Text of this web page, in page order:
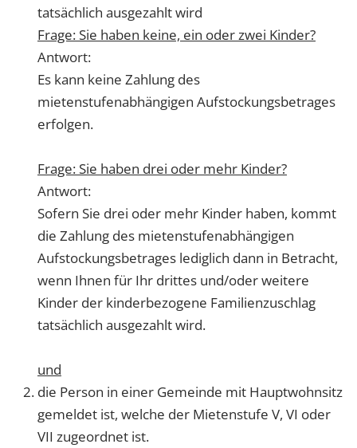
tatsächlich ausgezahlt wird
Frage: Sie haben keine, ein oder zwei Kinder?
Antwort:
Es kann keine Zahlung des
mietenstufenabhängigen Aufstockungsbetrages
erfolgen.
Frage: Sie haben drei oder mehr Kinder?
Antwort:
Sofern Sie drei oder mehr Kinder haben, kommt
die Zahlung des mietenstufenabhängigen
Aufstockungsbetrages lediglich dann in Betracht,
wenn Ihnen für Ihr drittes und/oder weitere
Kinder der kinderbezogene Familienzuschlag
tatsächlich ausgezahlt wird.
und
die Person in einer Gemeinde mit Hauptwohnsitz
gemeldet ist, welche der Mietenstufe V, VI oder
VII zugeordnet ist.